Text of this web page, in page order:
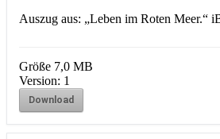
Auszug aus: „Leben im Roten Meer.“
Größe 7,0 MB
Version: 1
Download